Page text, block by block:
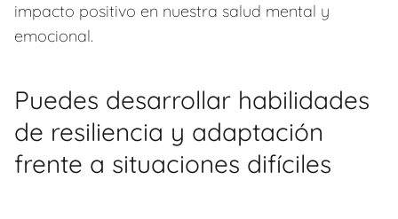
impacto positivo en nuestra salud mental y
emocional.
Puedes desarrollar habilidades
de resiliencia y adaptación
frente a situaciones difíciles